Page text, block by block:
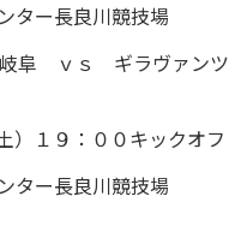
ー長良川競技場
阜 ｖｓ ギラヴァンツ
１９：００キックオフ
ー長良川競技場